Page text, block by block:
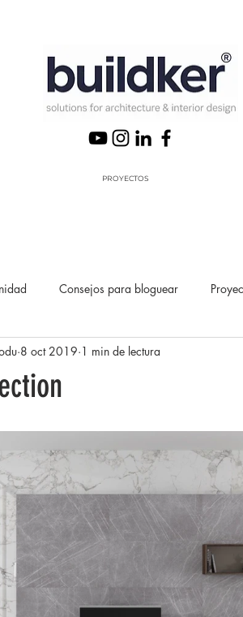
PROYECTOS
Consejos para bloguear
8 oct 2019 1 min de lectura